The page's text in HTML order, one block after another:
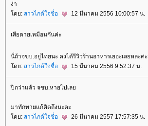
ง่า
ดย: สาวไกด์ใจซื่อ 12 มีนาคม 2556 10:00:57 น.
เสียดายเหมือนกันค่ะ
นี่ถ้าจขบ.อยู่ไทยนะ คงได้รีวิวร้านอาหารเยอะเลยหละค่ะ
ดย: สาวไกด์ใจซื่อ 15 มีนาคม 2556 9:52:37 น.
ปีกว่าแล้ว จขบ.หายไปเล
มาทักทายแก้คิดถึงนะคะ
ดย: สาวไกด์ใจซื่อ 26 มีนาคม 2557 17:57:35 น.